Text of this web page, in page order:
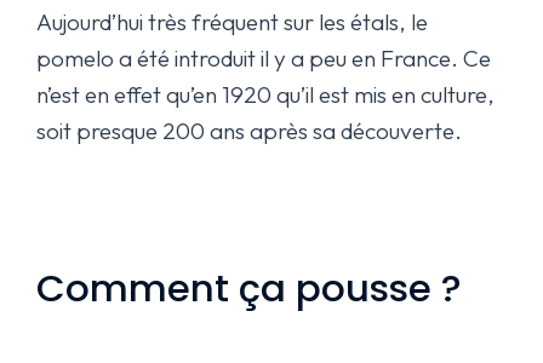
Aujourd’hui très fréquent sur les étals, le
pomelo a été introduit il y a peu en France. Ce
n’est en effet qu’en 1920 qu’il est mis en culture,
soit presque 200 ans après sa découverte.
Comment ça pousse ?